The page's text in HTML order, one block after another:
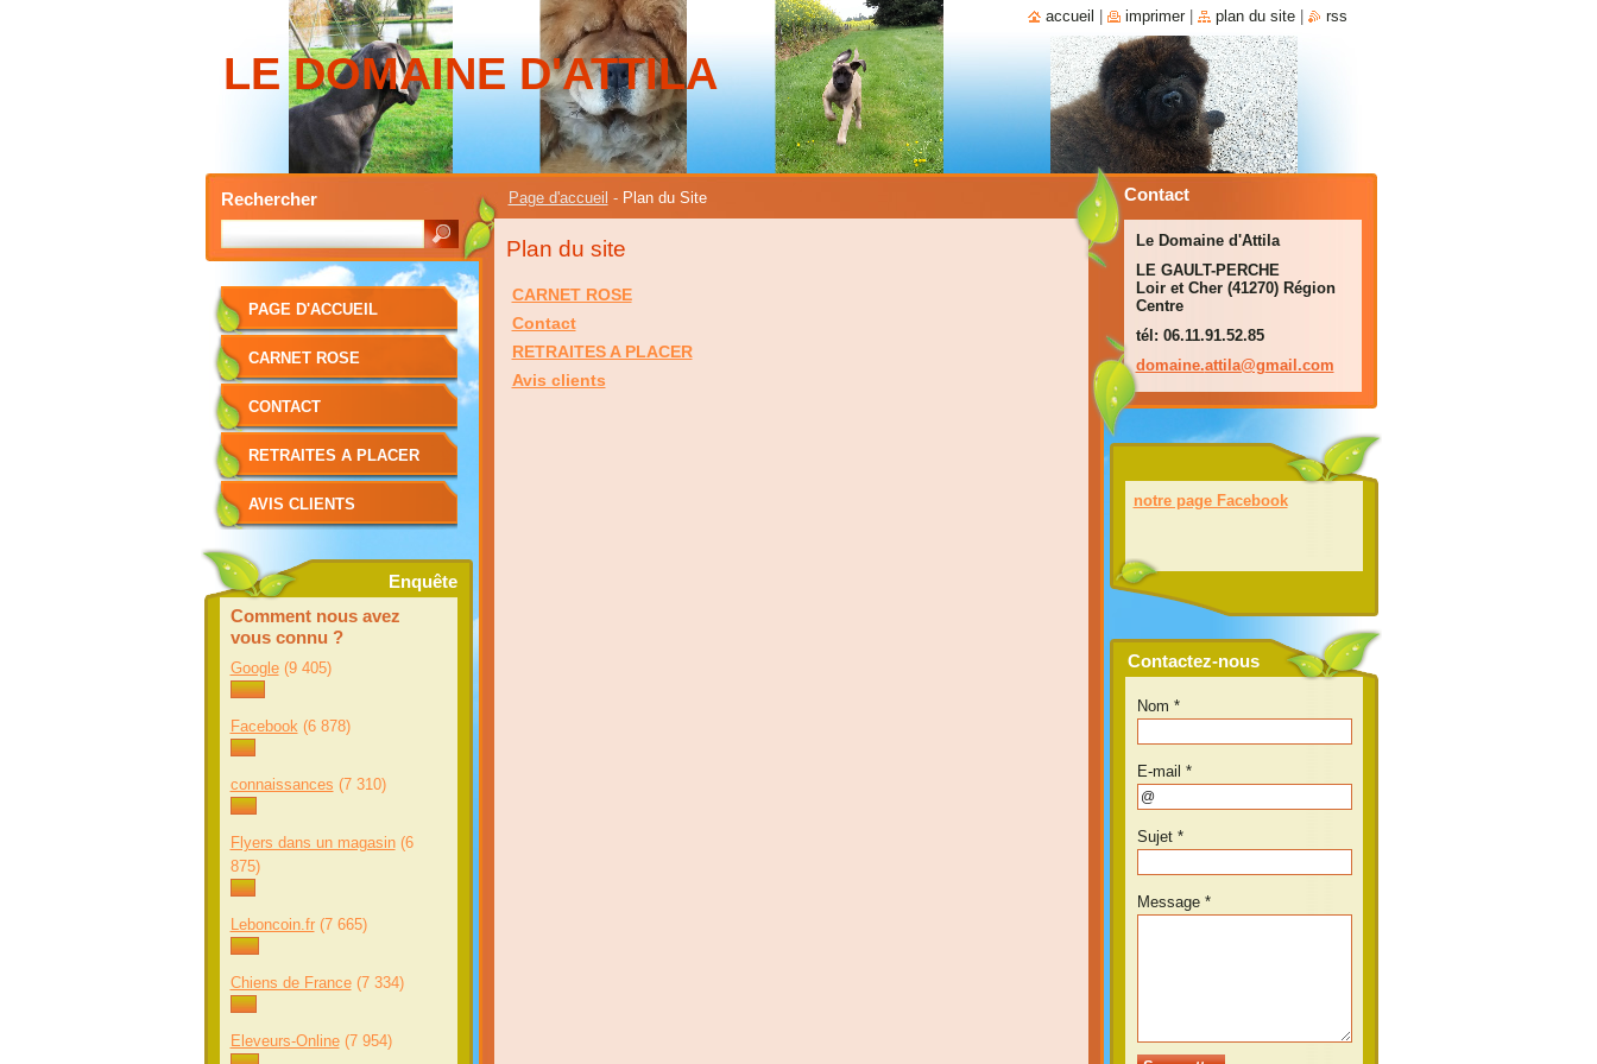
LE DOMAINE D'ATTILA
Page d'accueil - Plan du Site
Plan du site
CARNET ROSE
Contact
RETRAITES A PLACER
Avis clients
PAGE D'ACCUEIL
CARNET ROSE
CONTACT
RETRAITES A PLACER
AVIS CLIENTS
Enquête
Comment nous avez
vous connu ?
Google (9 405)
Facebook (6 878)
connaissances (7 310)
Flyers dans un magasin (6
875)
Leboncoin.fr (7 665)
Chiens de France (7 334)
Eleveurs-Online (7 954)
Contact
Le Domaine d'Attila
LE GAULT-PERCHE
Loir et Cher (41270) Région
Centre
tél: 06.11.91.52.85
domaine.attila@gmail.com
notre page Facebook
Contactez-nous
Nom *
E-mail *
Sujet *
Message *
Rechercher
accueil imprimer plan du site rss